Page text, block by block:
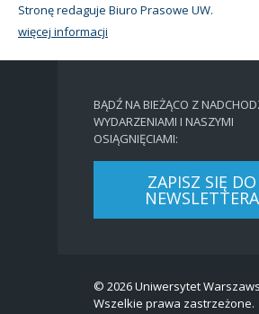
Stronę redaguje Biuro Prasowe UW.
więcej informacji
BĄDŹ NA BIEŻĄCO Z
WYDARZENIAMI I NASZYMI
OSIĄGNIĘCIAMI:
ZAPISZ SIĘ DO
NEWSLETTERA
© 2026 Uniwersytet
Wszelkie prawa zastrzeżone.